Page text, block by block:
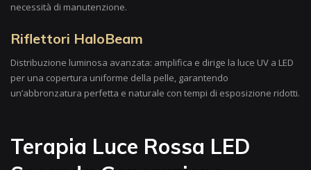
necessità di manutenzione.
Riflettori HaloBeam
Distribuzione luminosa avanzata: amplifica e dirige la luce UV a LED
per una copertura uniforme della pelle, garantendo
un’abbronzatura perfetta e naturale con tempi di esposizione ridotti.
Terapia Luce Rossa LED